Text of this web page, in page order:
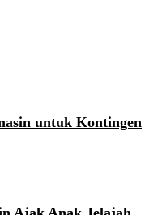
untuk Kontingen